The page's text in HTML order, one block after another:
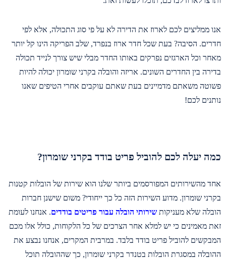
אנו ממליצים לכם לארוז את הדירה לא על פי סוג התכולה, אלא לפי
חדרים. הסיבה? בעת שכל חדר ארוז בנפרד, שלב הפריקה הינו קל יותר
מאחר וכל הארגזים נפרקים באותו החדר מבלי שיש צורך לנייד תכולה
בדירה בין החדרים השונים. אריזה והובלה בקרני שומרון יכולה להיות
פשוטה משאתם מדמיינים בעת שאתם עוקבים אחרי הטיפים שאנו
נותנים לכם!
כמה יעלה לכם להוביל פריט בודד בקרני שומרון?
אחד מהשירותים המפורסמים ביותר שלנו הוא שירות של הובלות קטנות
בקרני שומרון. מדוע השירות הזה כל כך ייחודי? משום שישנן חברות
הובלה שלא מעניקות שירותי הובלה עבור פריטים בודדים. אנחנו לעומת
זאת מאמינים כי יש למלא אחר הצרכים של כל הלקוחות, כולל אלו מכם
המבקשים להוביל פריט בודד בלבד. במרבית המקרים, אנחנו נבצע את
ההובלה במסגרת הובלות בטנדר בקרני שומרון, כך שההובלה תוכל